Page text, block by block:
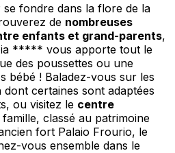
fondre dans la flore de la
de nombreuses
enfants et grand-parents,
***** vous apporte tout le
des poussettes ou une
bébé ! Baladez-vous sur les
dont certaines sont adaptées
ou visitez le centre
famille, classé au patrimoine
fort Palaio Frourio, le
vous ensemble dans le